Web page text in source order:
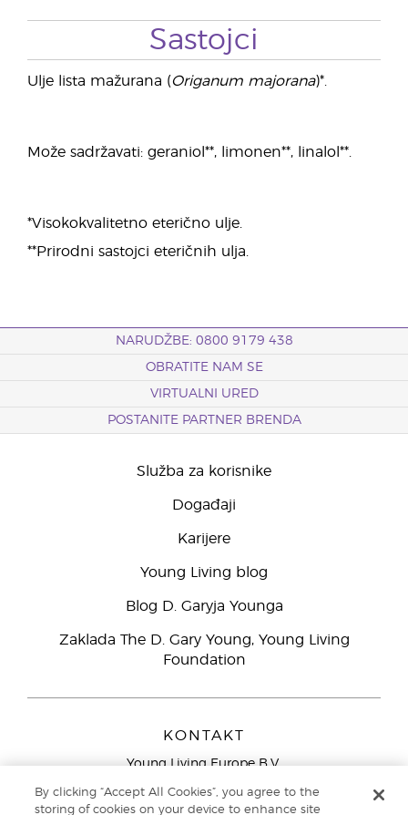
Sastojci
Ulje lista mažurana (Origanum majorana)*.
Može sadržavati: geraniol**, limonen**, linalol**.
*Visokokvalitetno eterično ulje.
**Prirodni sastojci eteričnih ulja.
NARUDŽBE: 0800 9179 438
OBRATITE NAM SE
VIRTUALNI URED
POSTANITE PARTNER BRENDA
Služba za korisnike
Događaji
Karijere
Young Living blog
Blog D. Garyja Younga
Zaklada The D. Gary Young, Young Living
Foundation
KONTAKT
Young Living Europe B.V.
9727 AJ Groningen
By clicking “Accept All Cookies”, you agree to the
storing of cookies on your device to enhance site